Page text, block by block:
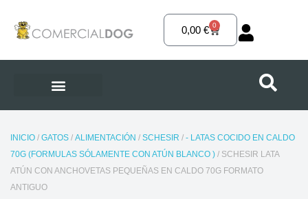
contenido
0,00€ 0
Carrito
INICIO/ GATOS/ ALIMENTACIÓN / SCHESIR / - LATAS COCIDO EN CALDO
70G (FORMULAS SÓLAMENTE CON ATÚN BLANCO )/ SCHESIR LATA
ATÚN CON ANCHOVETAS PEQUEÑAS EN CALDO 70G FORMATO
ANTIGUO